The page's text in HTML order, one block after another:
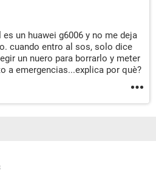
un huawei g6006 y no me deja
cuando entro al sos, solo dice
un nuero para borrarlo y meter
a emergencias...explica por què?